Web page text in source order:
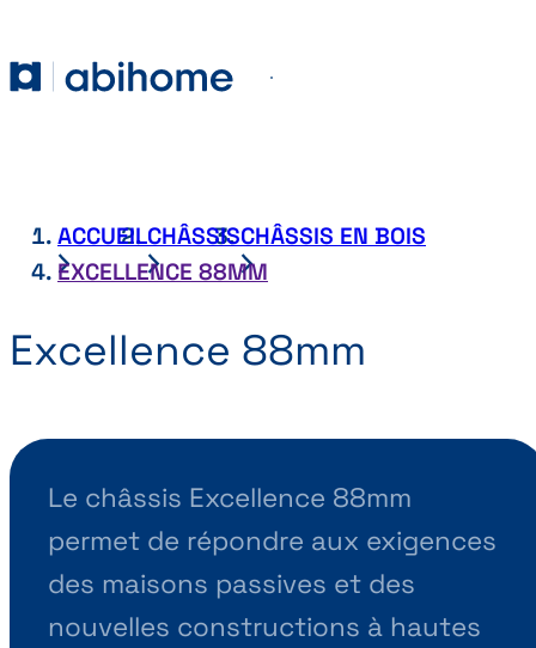
Abihome
ACCUEILCHÂSSISCHÂSSIS EN BOIS
EXCELLENCE 88MM
Excellence 88mm
Le châssis Excellence 88mm
permet de répondre aux exigences
des maisons passives et des
nouvelles constructions à hautes